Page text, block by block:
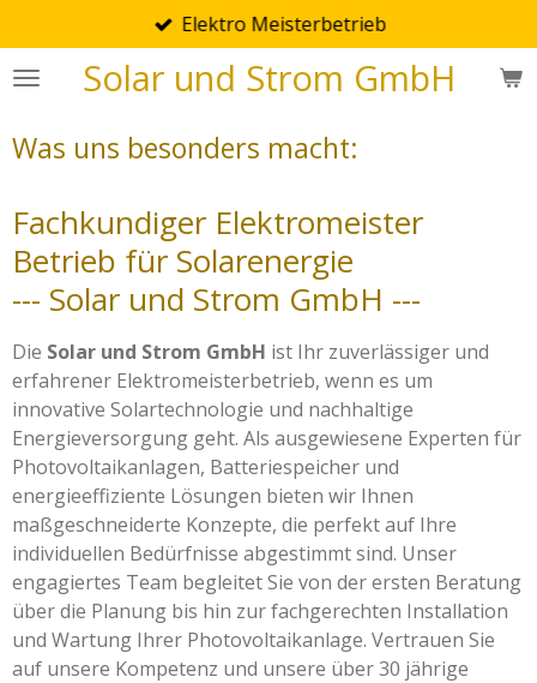
Hauptinhalt
springenSolar und Strom GmbH
Elektro Meisterbetrieb
Was uns besonders macht:
Fachkundiger Elektromeister
Betrieb für Solarenergie
--- Solar und Strom GmbH ---
Die Solar und Strom GmbH ist Ihr zuverlässiger und
erfahrener Elektromeisterbetrieb, wenn es um
innovative Solartechnologie und nachhaltige
Energieversorgung geht. Als ausgewiesene Experten für
Photovoltaikanlagen, Batteriespeicher und
energieeffiziente Lösungen bieten wir Ihnen
maßgeschneiderte Konzepte, die perfekt auf Ihre
individuellen Bedürfnisse abgestimmt sind. Unser
engagiertes Team begleitet Sie von der ersten Beratung
über die Planung bis hin zur fachgerechten Installation
und Wartung Ihrer Photovoltaikanlage. Vertrauen Sie
auf unsere Kompetenz und unsere über 30 jährige